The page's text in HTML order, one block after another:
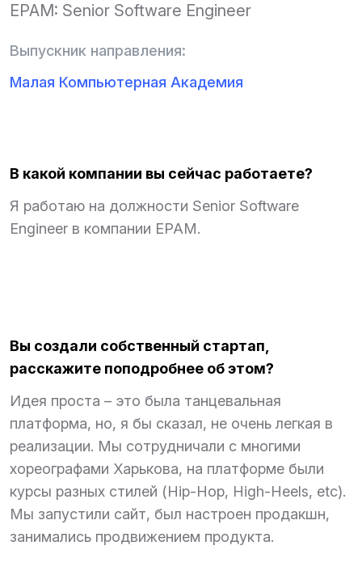
EPAM: Senior Software Engineer
Выпускник направления:
Малая Компьютерная Академия
В какой компании вы сейчас работаете?
Я работаю на должности Senior Software
Engineer в компании EPAM.
Вы создали собственный стартап,
расскажите поподробнее об этом?
Идея проста – это была танцевальная
платформа, но, я бы сказал, не очень легкая в
реализации. Мы сотрудничали с многими
хореографами Харькова, на платформе были
курсы разных стилей (Hip-Hop, High-Heels, etc).
Мы запустили сайт, был настроен продакшн,
занимались продвижением продукта.